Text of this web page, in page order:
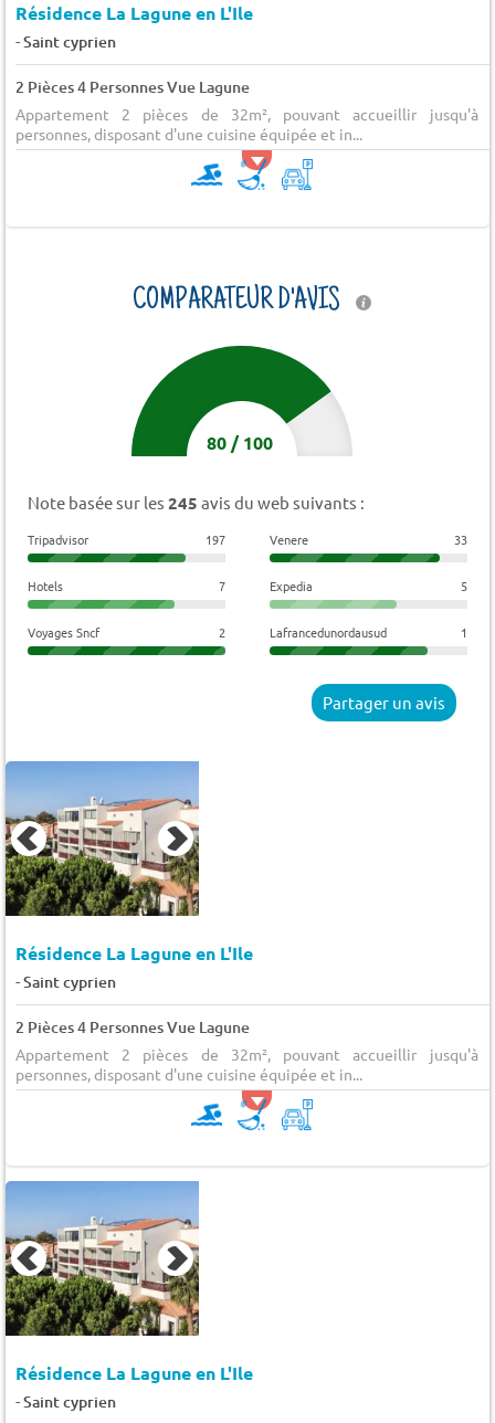
Résidence La Lagune en L'Ile
-Saint cyprien
2 Pièces 4 Personnes Vue Lagune
Appartement 2 pièces de 32m², pouvant accueillir jusqu'à
personnes, disposant d'une cuisine équipée et in...
COMPARATEUR D'AVIS
80/100
Note basée sur les 245 avis du web suivants :
Tripadvisor 197 Venere 33
Hotels 7 Expedia 5
Voyages Sncf 2 Lafrancedunordausud 1
Partager un avis
Résidence La Lagune en L'Ile
-Saint cyprien
2 Pièces 4 Personnes Vue Lagune
Appartement 2 pièces de 32m², pouvant accueillir jusqu'à
personnes, disposant d'une cuisine équipée et in...
Résidence La Lagune en L'Ile
-Saint cyprien